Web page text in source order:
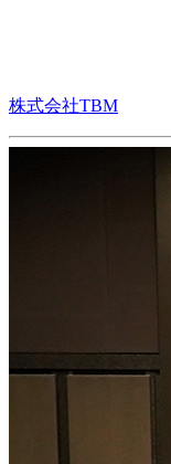
株式会社TBM